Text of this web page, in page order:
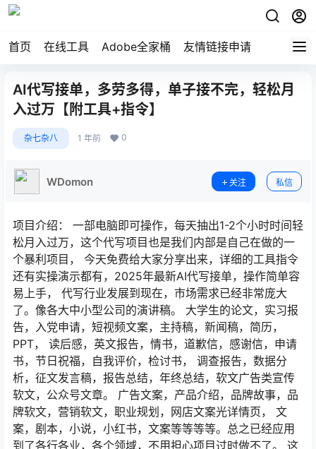
首页 在线工具 Adobe全家桶 友情链接申请
AI代写接单，多劳多得，单子接不完，轻松月
入过万【附工具+指令】
杂七杂八 1 年前 0
WDomon 关注 私信
项目介绍： 一部电脑即可操作，每天抽出1-2个小时时间轻
松月入过万，这个代写项目也是我们内部是自己在做的一
个暴利项目， 今天免费给大家分享出来，详细的工具指令
还有实操演示都有，2025年最新AI代写接单，操作简单容
易上手， 代写行业发展到现在，市场需求已经非常庞大
了。像各大中小型公司的演讲稿。 大学生的论文，实习报
告，入党申请，短视频文案，主持稿，新闻稿，简历，
PPT， 读后感，英文报告，情书，道歉信，感谢信，申请
书，节日祝福，自我评价，检讨书， 调查报告，数据分
析，征文发言稿，报告总结，年终总结，软文广告类宣传
软文，公众号文章。 广告文案，产品介绍，品牌故事，品
牌软文，营销软文，职业规划，网店文案光详情页， 文
案，剧本，小说，小红书，文案等等等等。总之已经应用
到了各行各业，各个领域，不用担心项目过时做不了。 这